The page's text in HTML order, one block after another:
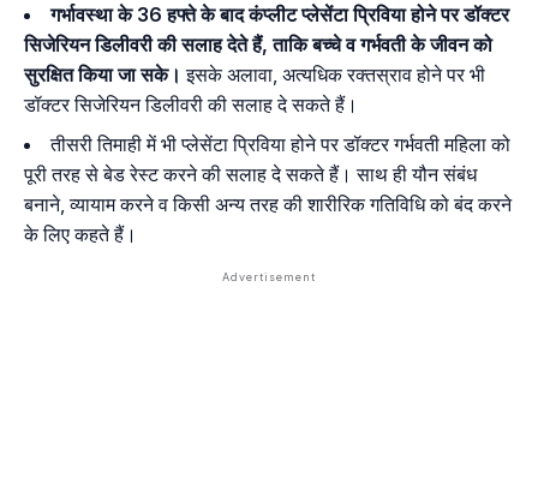
गर्भावस्था के 36 हफ्ते के बाद कंप्लीट प्लेसेंटा प्रिविया होने पर डॉक्टर
सिजेरियन डिलीवरी की सलाह देते हैं, ताकि बच्चे व गर्भवती के जीवन को
सुरक्षित किया जा सके। इसके अलावा, अत्यधिक रक्तस्राव होने पर भी
डॉक्टर सिजेरियन डिलीवरी की सलाह दे सकते हैं।
तीसरी तिमाही में भी प्लेसेंटा प्रिविया होने पर डॉक्टर गर्भवती महिला को
पूरी तरह से बेड रेस्ट करने की सलाह दे सकते हैं। साथ ही यौन संबंध
बनाने, व्यायाम करने व किसी अन्य तरह की शारीरिक गतिविधि को बंद करने
के लिए कहते हैं।